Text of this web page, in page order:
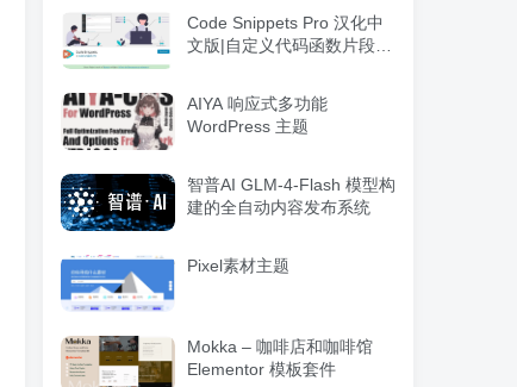
Code Snippets Pro 汉化中
文版|自定义代码函数片段管
AIYA 响应式多功能
WordPress 主题
智普AI GLM-4-Flash 模型构
建的全自动内容发布系统
Pixel素材主题
Mokka – 咖啡店和咖啡馆
Elementor 模板套件